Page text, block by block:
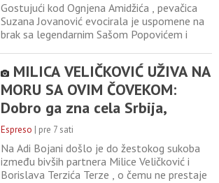
Gostujući kod Ognjena Amidžića , pevačica
Suzana Jovanović evocirala je uspomene na
brak sa legendarnim Sašom Popovićem i
sudbonosno "da". Prisetila se njihove
glamurozne svadbe koja je okupila čak 700
zvanica, ali je pred kamerama otkrila i do
sada nepoznate pojedinosti iz njihovog
privatnog života. "To je prelep
MILICA VELIČKOVIĆ UŽIVA NA
MORU SA OVIM ČOVEKOM:
Dobro ga zna cela Srbija,
pojavila se zajednička
fotografija
Espreso | pre 7 sati
Na Adi Bojani došlo je do žestokog sukoba
između bivših partnera Milice Veličković i
Borislava Terzića Terze , o čemu ne prestaje